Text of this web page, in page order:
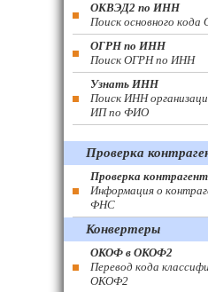
ОКВЭД2 по ИНН
Поиск основного
ОГРН по ИНН
Поиск ОГРН по ИНН
Узнать ИНН
Поиск ИНН
ИП по ФИО
Проверка
Проверка
Информация о
ФНС
Конвертеры
ОКОФ в ОКОФ2
Перевод кода
ОКОФ2